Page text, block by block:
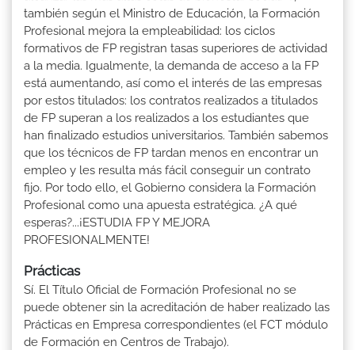
también según el Ministro de Educación, la Formación
Profesional mejora la empleabilidad: los ciclos
formativos de FP registran tasas superiores de actividad
a la media. Igualmente, la demanda de acceso a la FP
está aumentando, así como el interés de las empresas
por estos titulados: los contratos realizados a titulados
de FP superan a los realizados a los estudiantes que
han finalizado estudios universitarios. También sabemos
que los técnicos de FP tardan menos en encontrar un
empleo y les resulta más fácil conseguir un contrato
fijo. Por todo ello, el Gobierno considera la Formación
Profesional como una apuesta estratégica. ¿A qué
esperas?...¡ESTUDIA FP Y MEJORA
PROFESIONALMENTE!
Prácticas
Sí. El Título Oficial de Formación Profesional no se
puede obtener sin la acreditación de haber realizado las
Prácticas en Empresa correspondientes (el FCT módulo
de Formación en Centros de Trabajo).